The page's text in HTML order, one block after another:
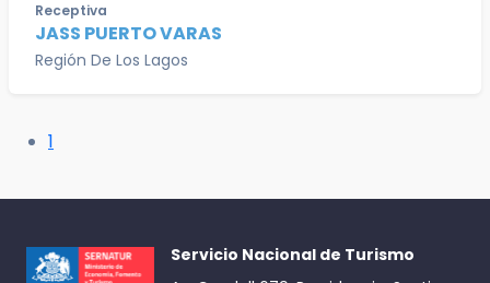
Receptiva
JASS PUERTO VARAS
Región De Los Lagos
1
Servicio Nacional de Turismo